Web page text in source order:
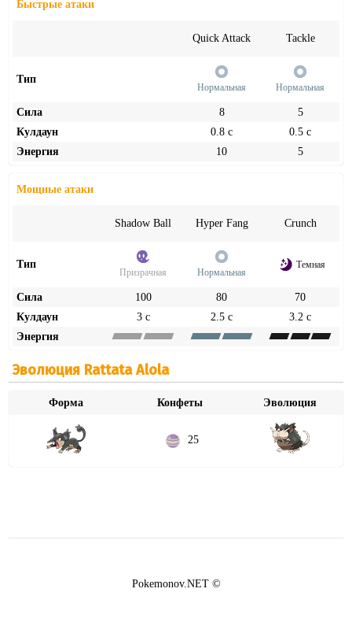
Быстрые атаки
Quick Attack Tackle
Тип
Нормальная Нормальная
Сила 8
5
Кулдаун
0.8 с
0.5 с
Энергия
10 5
Мощные атаки
Shadow Ball Hyper Fang Crunch
Тип
Призрачная Нормальная
Темная
Сила 100 80
70
Кулдаун
3 с 2.5 с
3.2 с
Энергия
Эволюция Rattata Alola
Форма Конфеты Эволюция
25
Pokemonov.NET ©